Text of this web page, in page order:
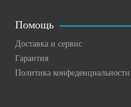
Помощь
Доставка и сервис
Гарантия
Политика конфеденциальности